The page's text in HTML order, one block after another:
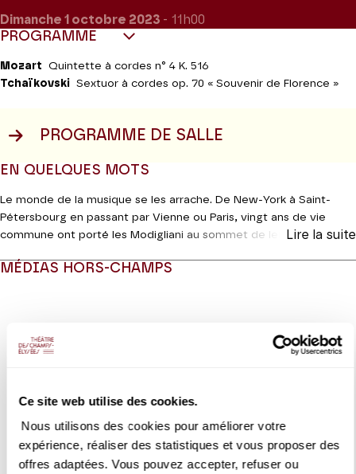
Ce site web utilise des cookies.
Nous utilisons des cookies pour améliorer votre
expérience, réaliser des statistiques et vous proposer des
offres adaptées. Vous pouvez accepter, refuser ou
Dimanche 1 octobre 2023 - 11h00
PROGRAMME
Mozart Quintette à cordes n° 4 K. 516
Tchaïkovski Sextuor à cordes op. 70 « Souvenir de Florence »
PROGRAMME DE SALLE
EN QUELQUES MOTS
Le monde de la musique se les arrache. De New-York à Saint-
Pétersbourg en passant par Vienne ou Paris, vingt ans de vie
commune ont porté les Modigliani au sommet de leur art. Pour
Marie Chilemme, altiste du Quatuor Ebène, et Antoine Lederlin,
Souvenir de Florence
(1890) de Tchaïkovski. C’est en effet au
bord de l’Arno que le Russe eut l’idée du thème principal de
Coréalisation Jeanine Roze Production | Théâtre des Champs-
Elysées
Lire la suite
MÉDIAS HORS-CHAMPS
VIDEO